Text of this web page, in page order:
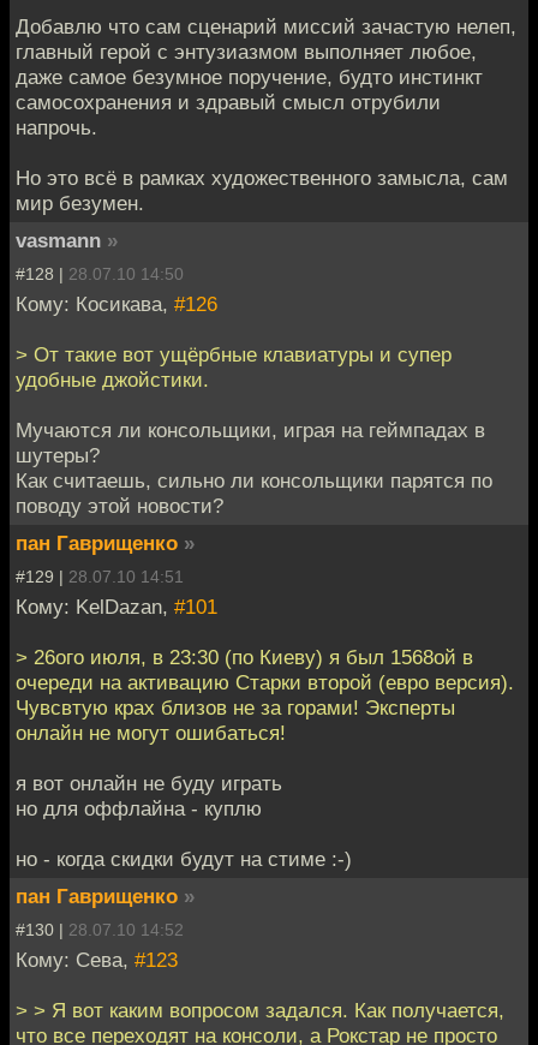
Добавлю что сам сценарий миссий зачастую нелеп,
главный герой с энтузиазмом выполняет любое,
даже самое безумное поручение, будто инстинкт
самосохранения и здравый смысл отрубили
напрочь.
Но это всё в рамках художественного замысла, сам
мир безумен.
vasmann »
#128 | 28.07.10 14:50
Кому: Косикава, #126
> От такие вот ущёрбные клавиатуры и супер
удобные джойстики.
Мучаются ли консольщики, играя на геймпадах в
шутеры?
Как считаешь, сильно ли консольщики парятся по
поводу этой новости?
пан Гаврищенко »
#129 | 28.07.10 14:51
Кому: KelDazan, #101
> 26ого июля, в 23:30 (по Киеву) я был 1568ой в
очереди на активацию Старки второй (евро версия).
Чувсвтую крах близов не за горами! Эксперты
онлайн не могут ошибаться!
я вот онлайн не буду играть
но для оффлайна - куплю
но - когда скидки будут на стиме :-)
пан Гаврищенко »
#130 | 28.07.10 14:52
Кому: Сева, #123
> > Я вот каким вопросом задался. Как получается,
что все переходят на консоли, а Рокстар не просто